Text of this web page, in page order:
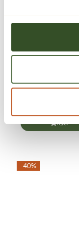
Fikleforkle -
Kjøp
-40%